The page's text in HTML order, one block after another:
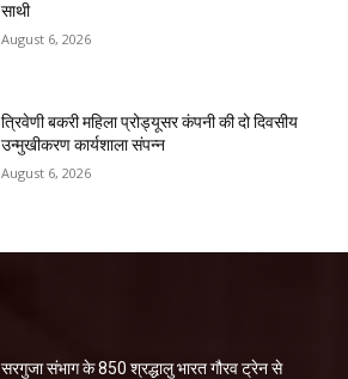
साथी
August 6, 2026
त्रिवेणी बकरी महिला प्रोड्यूसर कंपनी की दो दिवसीय
उन्मुखीकरण कार्यशाला संपन्न
August 6, 2026
सरगुजा संभाग के 850 श्रद्धालु भारत गौरव ट्रेन से